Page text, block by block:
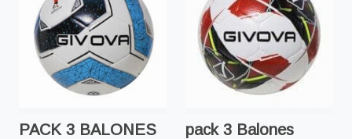
PACK 3 BALONES
pack 3 Balones